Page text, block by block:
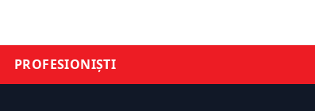
PROFESIONIȘTI